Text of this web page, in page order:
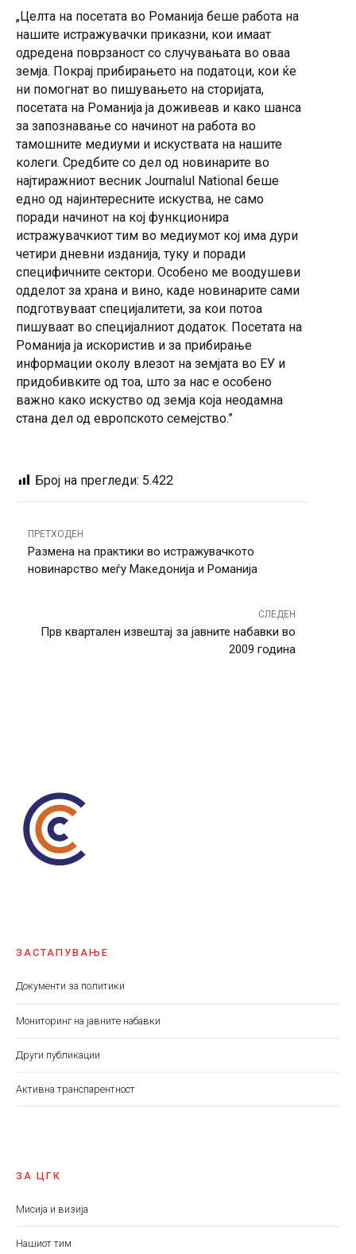
„Целта на посетата во Романија беше работа на
нашите истражувачки приказни, кои имаат
одредена поврзаност со случувањата во оваа
земја. Покрај прибирањето на податоци, кои ќе
ни помогнат во пишувањето на сторијата,
посетата на Романија ја доживеав и како шанса
за запознавање со начинот на работа во
тамошните медиуми и искуствата на нашите
колеги. Средбите со дел од новинарите во
најтиражниот весник Journalul National беше
едно од најинтересните искуства, не само
поради начинот на кој функционира
истражувачкиот тим во медиумот кој има дури
четири дневни изданија, туку и поради
специфичните сектори. Особено ме воодушеви
одделот за храна и вино, каде новинарите сами
подготвуваат специјалитети, за кои потоа
пишуваат во специјалниот додаток. Посетата на
Романија ја искористив и за прибирање
информации околу влезот на земјата во ЕУ и
придобивките од тоа, што за нас е особено
важно како искуство од земја која неодамна
стана дел од европското семејство.”
Број на прегледи: 5.422
ПРЕТХОДЕН
Размена на практики во истражувачкото
новинарство меѓу Македонија и Романија
СЛЕДЕН
Прв квартален извештај за јавните набавки во
2009 година
ЗАСТАПУВАЊЕ
Документи за политики
Мониторинг на јавните набавки
Други публикации
Aктивна транспарентност
ЗА ЦГК
Мисија и визија
Нашиот тим